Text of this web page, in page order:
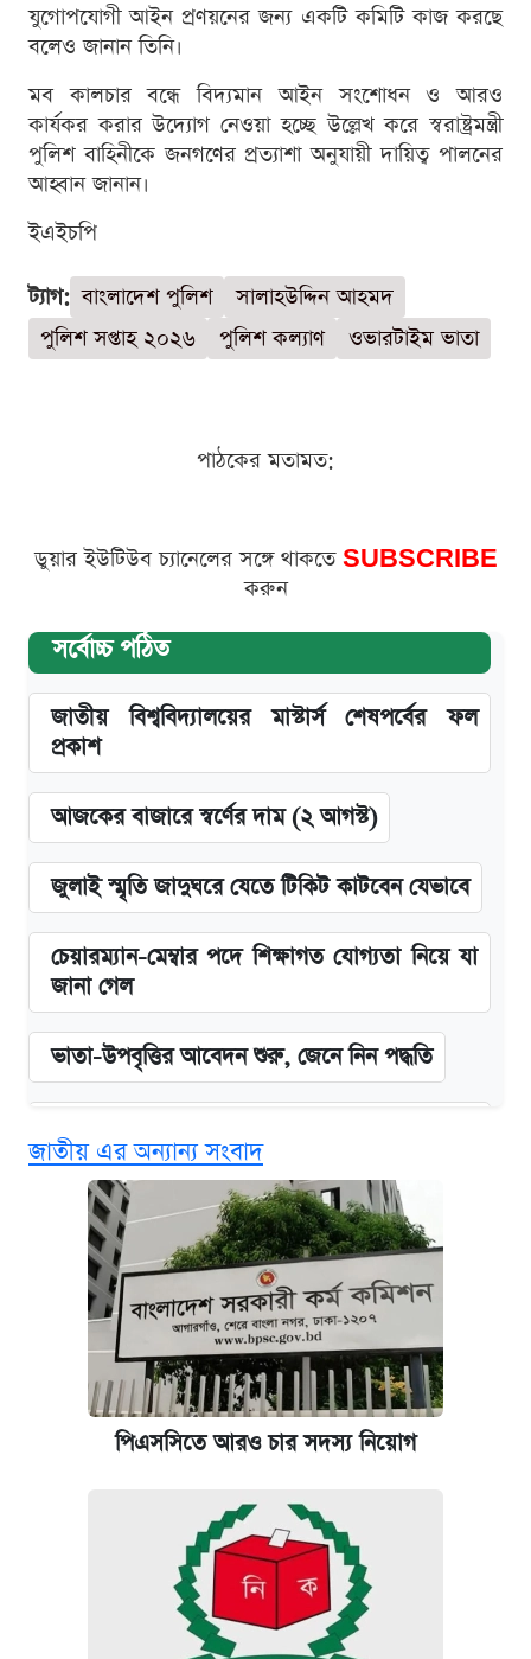
যুগোপযোগী আইন প্রণয়নের জন্য একটি কমিটি কাজ করছে
বলেও জানান তিনি।
মব কালচার বন্ধে বিদ্যমান আইন সংশোধন ও আরও
কার্যকর করার উদ্যোগ নেওয়া হচ্ছে উল্লেখ করে স্বরাষ্ট্রমন্ত্রী
পুলিশ বাহিনীকে জনগণের প্রত্যাশা অনুযায়ী দায়িত্ব পালনের
আহ্বান জানান।
ইএইচপি
ট্যাগ: বাংলাদেশ পুলিশ
সালাহউদ্দিন আহমদ
পুলিশ সপ্তাহ ২০২৬
পুলিশ কল্যাণ ওভারটাইম ভাতা
পাঠকের মতামত:
ডুয়ার ইউটিউব চ্যানেলের সঙ্গে থাকতে SUBSCRIBE
করুন
সর্বোচ্চ পঠিত
জাতীয় বিশ্ববিদ্যালয়ের মাস্টার্স শেষপর্বের ফল
প্রকাশ
আজকের বাজারে স্বর্ণের দাম (২ আগস্ট)
জুলাই স্মৃতি জাদুঘরে যেতে টিকিট কাটবেন যেভাবে
চেয়ারম্যান-মেম্বার পদে শিক্ষাগত যোগ্যতা নিয়ে যা
জানা গেল
ভাতা-উপবৃত্তির আবেদন শুরু, জেনে নিন পদ্ধতি
খান
কবে শুরু হচ্ছে ঢাবির ভর্তি আবেদন, জানাল কর্তৃপক্ষ
এক ক্লিকে জেনে নিন আইফোন ১৮ প্রো ম্যাক্সের
দাম ও ফিচার
আজকের বাজারে স্বর্ণের দাম (৪ আগস্ট)
কবে হবে মেডিকেল ভর্তি পরীক্ষা, জানা গেল যা
পাঁচ দপ্তরে নতুন সচিব নিয়োগ দিল সরকার
জাতীয় এর অন্যান্য সংবাদ
পিএসসিতে আরও চার সদস্য নিয়োগ